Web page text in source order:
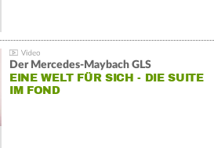
Der Mercedes‑Maybach GLS
EINE WELT FÜR SICH - DIE SUITE
IM FOND